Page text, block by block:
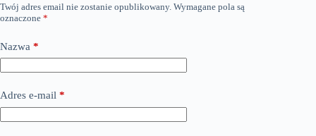
Twój adres email nie zostanie opublikowany. Wymagane pola są
oznaczone *
Nazwa *
Adres e-mail *